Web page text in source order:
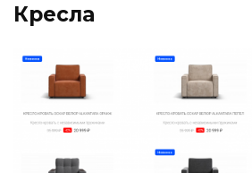
Кресла